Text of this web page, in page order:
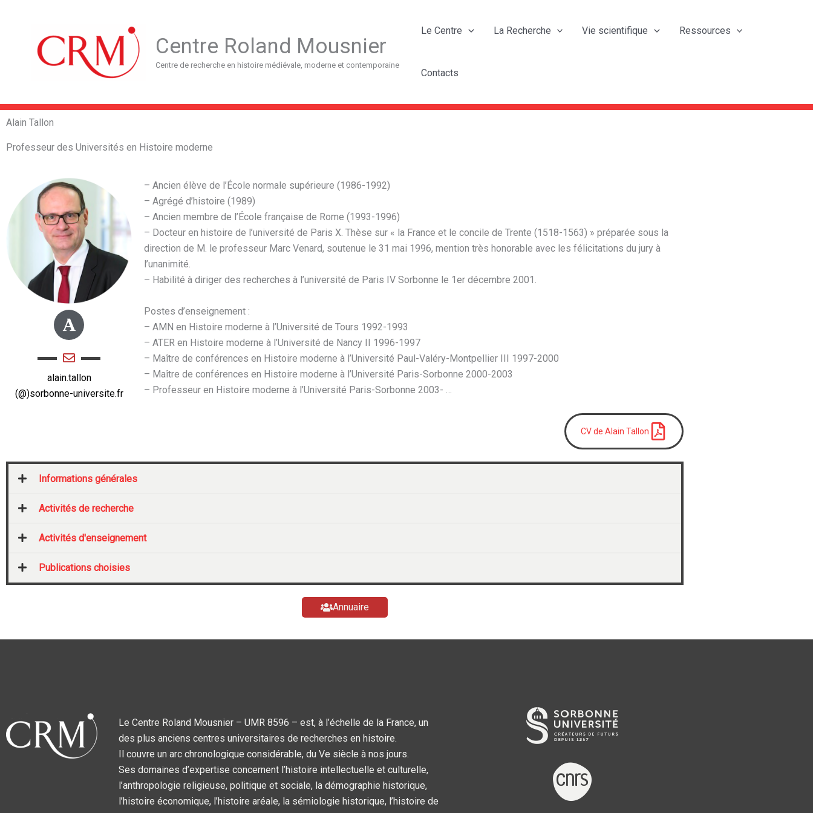
Centre Roland Mousnier
Centre de recherche en histoire médiévale, moderne et contemporaine
Le Centre La Recherche Vie scientifique Ressources
Contacts
Alain Tallon
Professeur des Universités en Histoire moderne
F
o
t
e
l
6
b
a
9
8
-
a
alain.tallon
(@)sorbonne-universite.fr
– Ancien élève de l’École normale supérieure (1986-1992)
– Agrégé d’histoire (1989)
– Ancien membre de l’École française de Rome (1993-1996)
– Docteur en histoire de l’université de Paris X. Thèse sur « la France et le concile de Trente (1518-1563) » préparée sous la
direction de M. le professeur Marc Venard, soutenue le 31 mai 1996, mention très honorable avec les félicitations du jury à
l’unanimité.
– Habilité à diriger des recherches à l’université de Paris IV Sorbonne le 1er décembre 2001.
Postes d’enseignement :
– AMN en Histoire moderne à l’Université de Tours 1992-1993
– ATER en Histoire moderne à l’Université de Nancy II 1996-1997
– Maître de conférences en Histoire moderne à l’Université Paul-Valéry-Montpellier III 1997-2000
– Maître de conférences en Histoire moderne à l’Université Paris-Sorbonne 2000-2003
– Professeur en Histoire moderne à l’Université Paris-Sorbonne 2003- …
CV de Alain Tallon
Informations générales
Activités de recherche
Activités d'enseignement
Publications choisies
Annuaire
Le Centre Roland Mousnier – UMR 8596 – est, à l’échelle de la France, un
des plus anciens centres universitaires de recherches en histoire.
Il couvre un arc chronologique considérable, du Ve siècle à nos jours.
Ses domaines d’expertise concernent l’histoire intellectuelle et culturelle,
l’anthropologie religieuse, politique et sociale, la démographie historique,
l’histoire économique, l’histoire aréale, la sémiologie historique, l’histoire de